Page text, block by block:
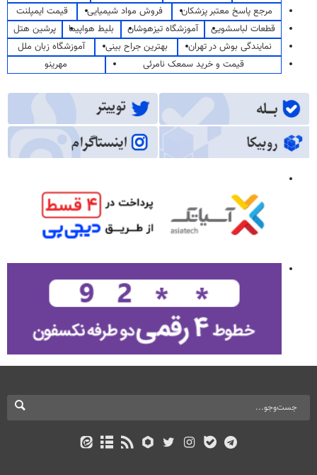
مرجع پاسخ معتبر پزشکان
فروش مواد شیمیایی
قیمت ایمپلنت
قطعات لباسشویی
آموزشگاه تیزهوشان بلیط هواپیما
پرشین هتل
نمایندگی بوش در تهران
بهترین جراح بینی
آموزشگاه زبان ملل
قیمت و خرید سمعک نامرئی
مهرینو